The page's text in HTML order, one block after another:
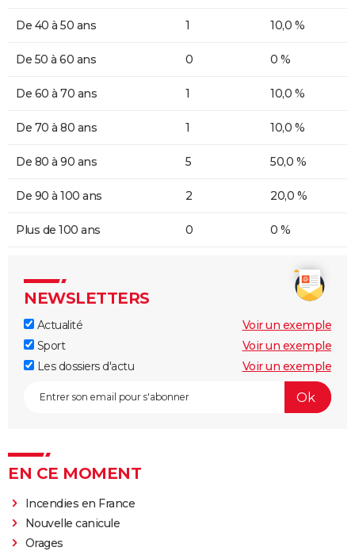
De 40 à 50 ans 1 10,0 %
De 50 à 60 ans 0 0 %
De 60 à 70 ans 1 10,0 %
De 70 à 80 ans 1 10,0 %
De 80 à 90 ans 5 50,0 %
De 90 à 100 ans 2 20,0 %
Plus de 100 ans 0 0 %
NEWSLETTERS
Actualité
Voir un exemple
Sport
Voir un exemple
Les dossiers d'actu
Voir un exemple
EN CE MOMENT
Incendies en France
Nouvelle canicule
Orages